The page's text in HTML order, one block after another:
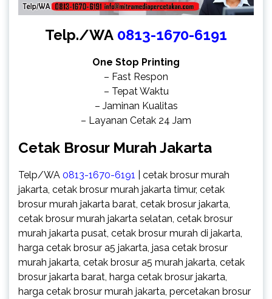
Telp./WA 0813-1670-6191
One Stop Printing
– Fast Respon
– Tepat Waktu
– Jaminan Kualitas
– Layanan Cetak 24 Jam
Cetak Brosur Murah Jakarta
Telp/WA 0813-1670-6191 | cetak brosur murah
jakarta, cetak brosur murah jakarta timur, cetak
brosur murah jakarta barat, cetak brosur jakarta,
cetak brosur murah jakarta selatan, cetak brosur
murah jakarta pusat, cetak brosur murah di jakarta,
harga cetak brosur a5 jakarta, jasa cetak brosur
murah jakarta, cetak brosur a5 murah jakarta, cetak
brosur jakarta barat, harga cetak brosur jakarta,
harga cetak brosur murah jakarta, percetakan brosur